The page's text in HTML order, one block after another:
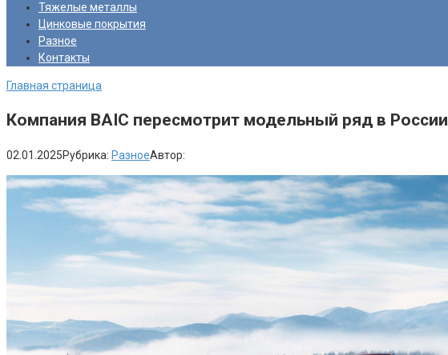
Тяжелые металлы
Цинковые покрытия
Разное
Контакты
Главная страница
Компания BAIC пересмотрит модельный ряд в России
02.01.2025Рубрика: РазноеАвтор: